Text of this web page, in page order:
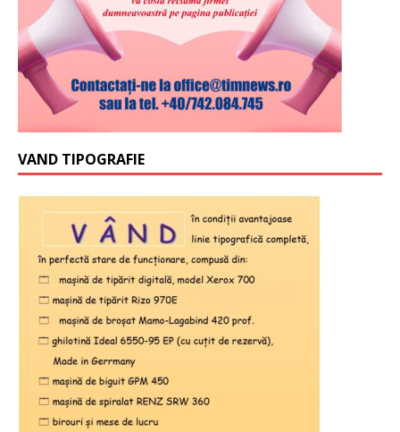
VAND TIPOGRAFIE